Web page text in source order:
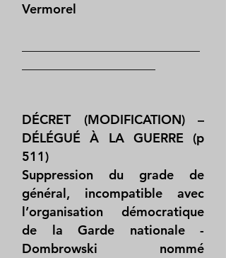
Vermorel
DÉCRET (MODIFICATION) –
DÉLÉGUÉ À LA GUERRE (p
511)
Suppression du grade de
général, incompatible avec
l’organisation démocratique
de la Garde nationale -
Dombrowski nommé